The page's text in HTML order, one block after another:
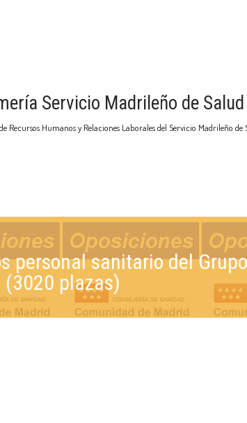
Servicio Madrileño de Salud
Recursos Humanos y Relaciones Laborales del Servicio
personal sanitario del
(3020 plazas)